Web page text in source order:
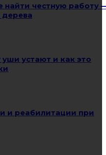
найти честную работу
устают и как это
и реабилитации при